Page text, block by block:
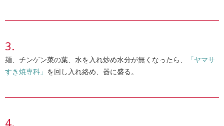
麺、チンゲン菜の葉、水を入れ炒め水分が無くなったら、
「ヤマサ
すき焼専科」 を回し入れ絡め、器に盛る。